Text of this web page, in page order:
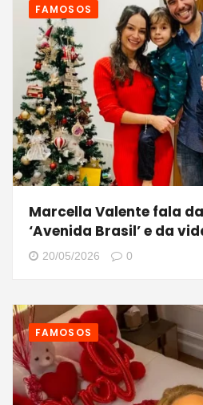
FAMOSOS
Marcella Valente fala
‘Avenida Brasil’ e da
20/05/2026 0
FAMOSOS